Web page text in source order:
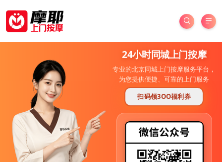
24小时同城上门按摩
专业的北京同城上门按摩服务平台，
为您提供便捷、可靠的上门服务
扫码领3OO福利券